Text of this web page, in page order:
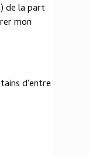
de la part
mon
d'entre